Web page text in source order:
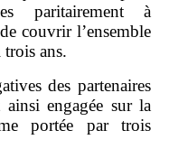
paritairement à
couvrir l’ensemble
trois ans.
des partenaires
ainsi engagée sur la
portée par trois